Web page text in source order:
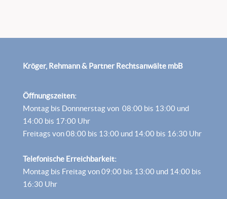
Kröger, Rehmann & Partner Rechtsanwälte mbB
Öffnungszeiten:
Montag bis Donnnerstag von 08:00 bis 13:00 und
14:00 bis 17:00 Uhr
Freitags von 08:00 bis 13:00 und 14:00 bis 16:30 Uhr
Telefonische Erreichbarkeit:
Montag bis Freitag von 09:00 bis 13:00 und 14:00 bis
16:30 Uhr